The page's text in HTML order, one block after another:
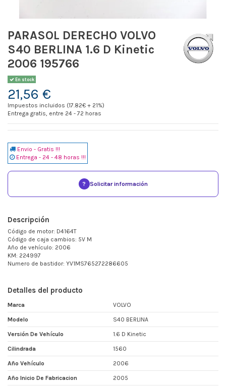
PARASOL DERECHO VOLVO
S40 BERLINA 1.6 D Kinetic
2006 195766
En stock
21,56 €
Impuestos incluidos (17.82€ + 21%)
Entrega gratis, entre 24 - 72 horas
Envio - Gratis !!!
Entrega - 24 - 48 horas !!!
? Solicitar información
Descripción
Código de motor: D4164T
Código de caja cambios: 5V M
Año de vehículo: 2006
KM: 224997
Numero de bastidor: YV1MS765272286605
Detalles del producto
Marca VOLVO
Modelo S40 BERLINA
Versión De Vehículo 1.6 D Kinetic
Cilindrada 1560
Año Vehículo 2006
Año Inicio De Fabricacion 2005